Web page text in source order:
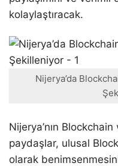
kolaylaştıracak.
Nijerya’da
Nijerya’nın
paydaşlar, ulusal
olarak